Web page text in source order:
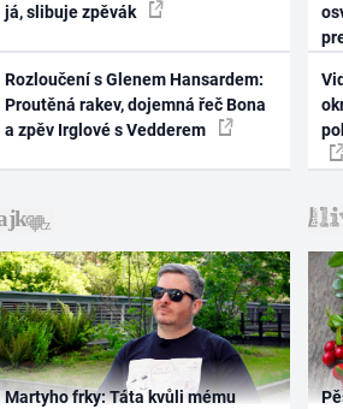
já, slibuje zpěvák
Rozloučení s Glenem Hansardem:
Proutěná rakev, dojemná řeč Bona
a zpěv Irglové s Vedderem
Martyho frky: Táta kvůli mému